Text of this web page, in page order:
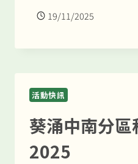
19/11/2025
活動快訊
葵涌中南分
2025